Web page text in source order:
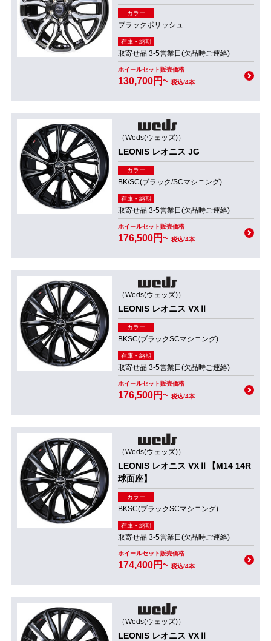
カラー
ブラックポリッシュ
在庫・納期
取寄せ品 3-5営業日(欠品時ご連絡)
ホイールセット販売価格
130,700円~ 税込/4本
（Weds(ウェッズ)）
LEONIS レオニス JG
カラー
BK/SC(ブラック/SCマシニング)
在庫・納期
取寄せ品 3-5営業日(欠品時ご連絡)
ホイールセット販売価格
176,500円~ 税込/4本
（Weds(ウェッズ)）
LEONIS レオニス VXⅡ
カラー
BKSC(ブラックSCマシニング)
在庫・納期
取寄せ品 3-5営業日(欠品時ご連絡)
ホイールセット販売価格
176,500円~ 税込/4本
（Weds(ウェッズ)）
LEONIS レオニス VXⅡ【M14 14R
球面座】
カラー
BKSC(ブラックSCマシニング)
在庫・納期
取寄せ品 3-5営業日(欠品時ご連絡)
ホイールセット販売価格
174,400円~ 税込/4本
（Weds(ウェッズ)）
LEONIS レオニス VXⅡ